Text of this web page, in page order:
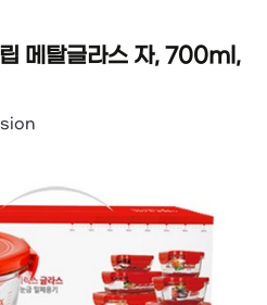
메탈글라스 자, 700ml,